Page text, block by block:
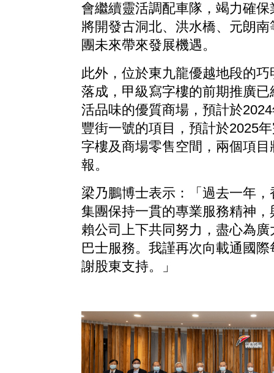
會繼續靈活調配車隊，竭力確
將開發古洞北、洪水橋、元朗
團未來帶來發展機遇。
此外，位於東九龍優越地段的
落成，甲級寫字樓的前期推廣
活品味的優質商場，預計於
豐街一號的項目，預計於2025
字樓及商場零售空間，兩個項
報。
梁乃鵬博士表示：「過去一年
集團保持一貫的專業服務精神
賴公司上下共同努力，盡心為
巴士服務。我謹再次向載通國
謝股東支持。」